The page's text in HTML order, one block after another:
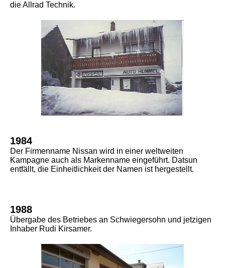
die Allrad Technik.
1984
Der Firmenname Nissan wird in einer weltweiten
Kampagne auch als Markenname eingeführt. Datsun
entfällt, die Einheitlichkeitder Namen ist hergestellt.
1988
Übergabe des Betriebes an Schwiegersohn und jetzigen
Inhaber Rudi Kirsamer.